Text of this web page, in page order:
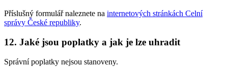
Příslušný formulář naleznete na internetových stránkách Celní
správy České republiky.
12. Jaké jsou poplatky a jak je lze uhradit
Správní poplatky nejsou stanoveny.